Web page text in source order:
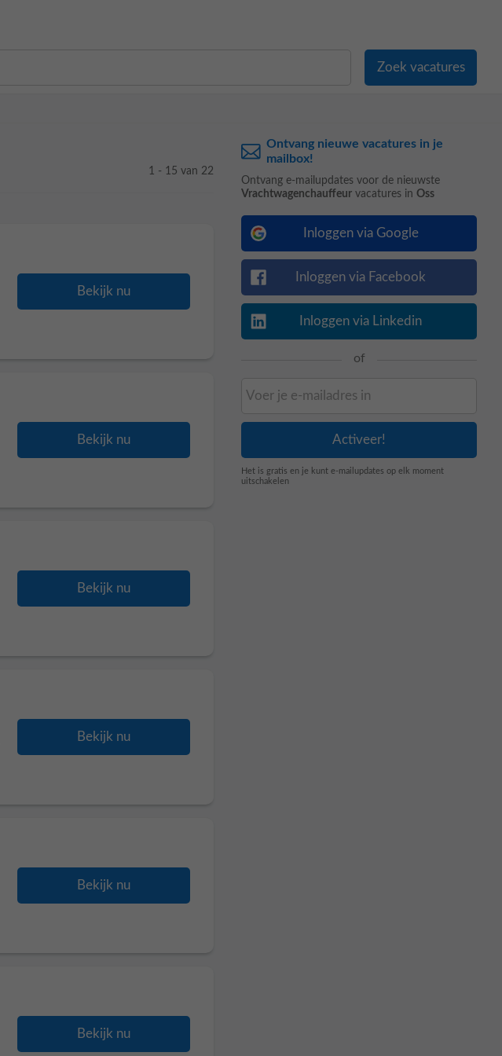
1 - 15 van 22
Bekijk nu
Bekijk nu
Bekijk nu
Bekijk nu
Bekijk nu
Bekijk nu
Ontvang nieuwe vacatures in je
mailbox!
Ontvang e-mailupdates voor de nieuwste
Vrachtwagenchauffeur vacatures in Oss
Inloggen via Google
Inloggen via Facebook
Inloggen via Linkedin
of
Het is gratis en je kunt e-mailupdates op elk moment
uitschakelen